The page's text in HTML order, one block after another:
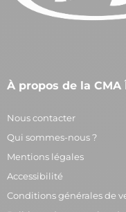
À propos de la CMA
Nous contacter
Qui sommes-nous ?
Mentions légales
Accessibilité
Conditions générales de